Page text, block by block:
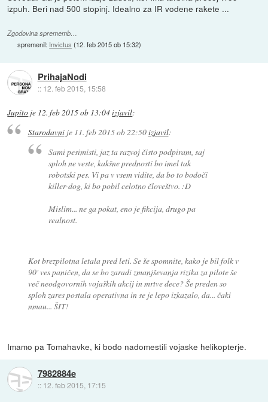
izpuh. Beri nad 500 stopinj. Idealno za IR vodene rakete ...
Zgodovina sprememb…
spremenil: Invictus (12. feb 2015 ob 15:32)
PrihajaNodi
:: 12. feb 2015, 15:58
Jupito je 12. feb 2015 ob 13:04izjavil:
Starodavnije 11. feb 2015 ob 22:50izjavil:
Sami pesimisti, jaz ta razvoj čisto podpiram, saj
sploh ne veste, kakšne prednosti bo imel tak
robotski pes. Vi pa v vsem vidite, da bo to bodoči
killer-dog, ki bo pobil celotno človeštvo. :D
Mislim... ne ga pokat, eno je fikcija, drugo pa
realnost.
Kot brezpilotna letala pred leti. Se še spomnite, kako je bil folk v
90' ves paničen, da se bo zaradi zmanjševanja rizika za pilote še
več neodgovornih vojaških akcij in mrtve dece? Še preden so
sploh zares postala operativna in se je lepo izkazalo, da... čaki
nmau... ŠIT!
Imamo pa Tomahavke, ki bodo nadomestili vojaske helikopterje.
7982884e
:: 12. feb 2015, 17:15